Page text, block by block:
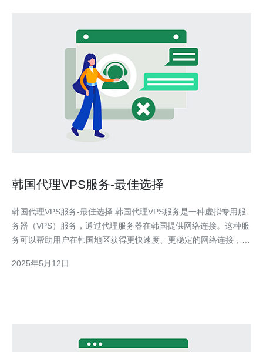
韩国代理VPS服务-最佳选择
韩国代理VPS服务-最佳选择 韩国代理VPS服务是一种虚拟专用服
务器（VPS）服务，通过代理服务器在韩国提供网络连接。这种服
务可以帮助用户在韩国地区获得更快速度、更稳定的网络连接，适
包括： 更快速度：通过代理服务器在韩国提供更快速度的网络连
2025年5月12日